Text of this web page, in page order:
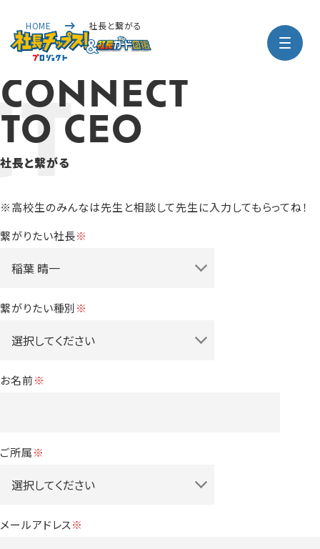
HOME 社長と繋がる
CONNECT
TO CEO
社長と繋がる
※高校生のみんなは先生と相談して先生に入力してもらってね！
繋がりたい社長※
繋がりたい種別※
お名前※
ご所属※
メールアドレス※